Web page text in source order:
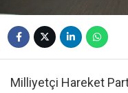
Milliyetçi Hareket